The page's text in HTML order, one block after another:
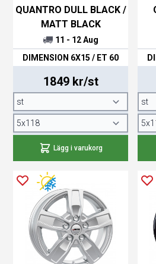
QUANTRO DULL BLACK /
MATT BLACK
11 - 12 Aug
DIMENSION 6X15 / ET 60
1849 kr/st
Lägg i varukorg